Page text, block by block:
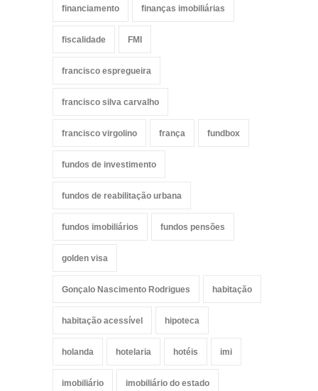
financiamento finanças imobiliárias
fiscalidade FMI
francisco espregueira
francisco silva carvalho
francisco virgolino frança fundbox
fundos de investimento
fundos de reabilitação urbana
fundos imobiliários fundos pensões
golden visa
Gonçalo Nascimento Rodrigues habitação
habitação acessível hipoteca
holanda hotelaria hotéis imi
imobiliário imobiliário do estado